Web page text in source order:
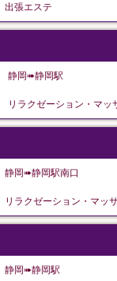
出張エステ
静岡➠静岡駅
リラクゼーション・マッ
静岡➠静岡駅南口
リラクゼーション・マッ
静岡➠静岡駅